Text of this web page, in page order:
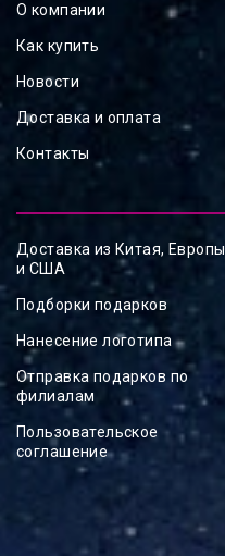
О компании
Как купить
Новости
Доставка и оплата
Контакты
Доставка из Китая, Европы
и США
Подборки подарков
Нанесение логотипа
Отправка подарков по
филиалам
Пользовательское
соглашение